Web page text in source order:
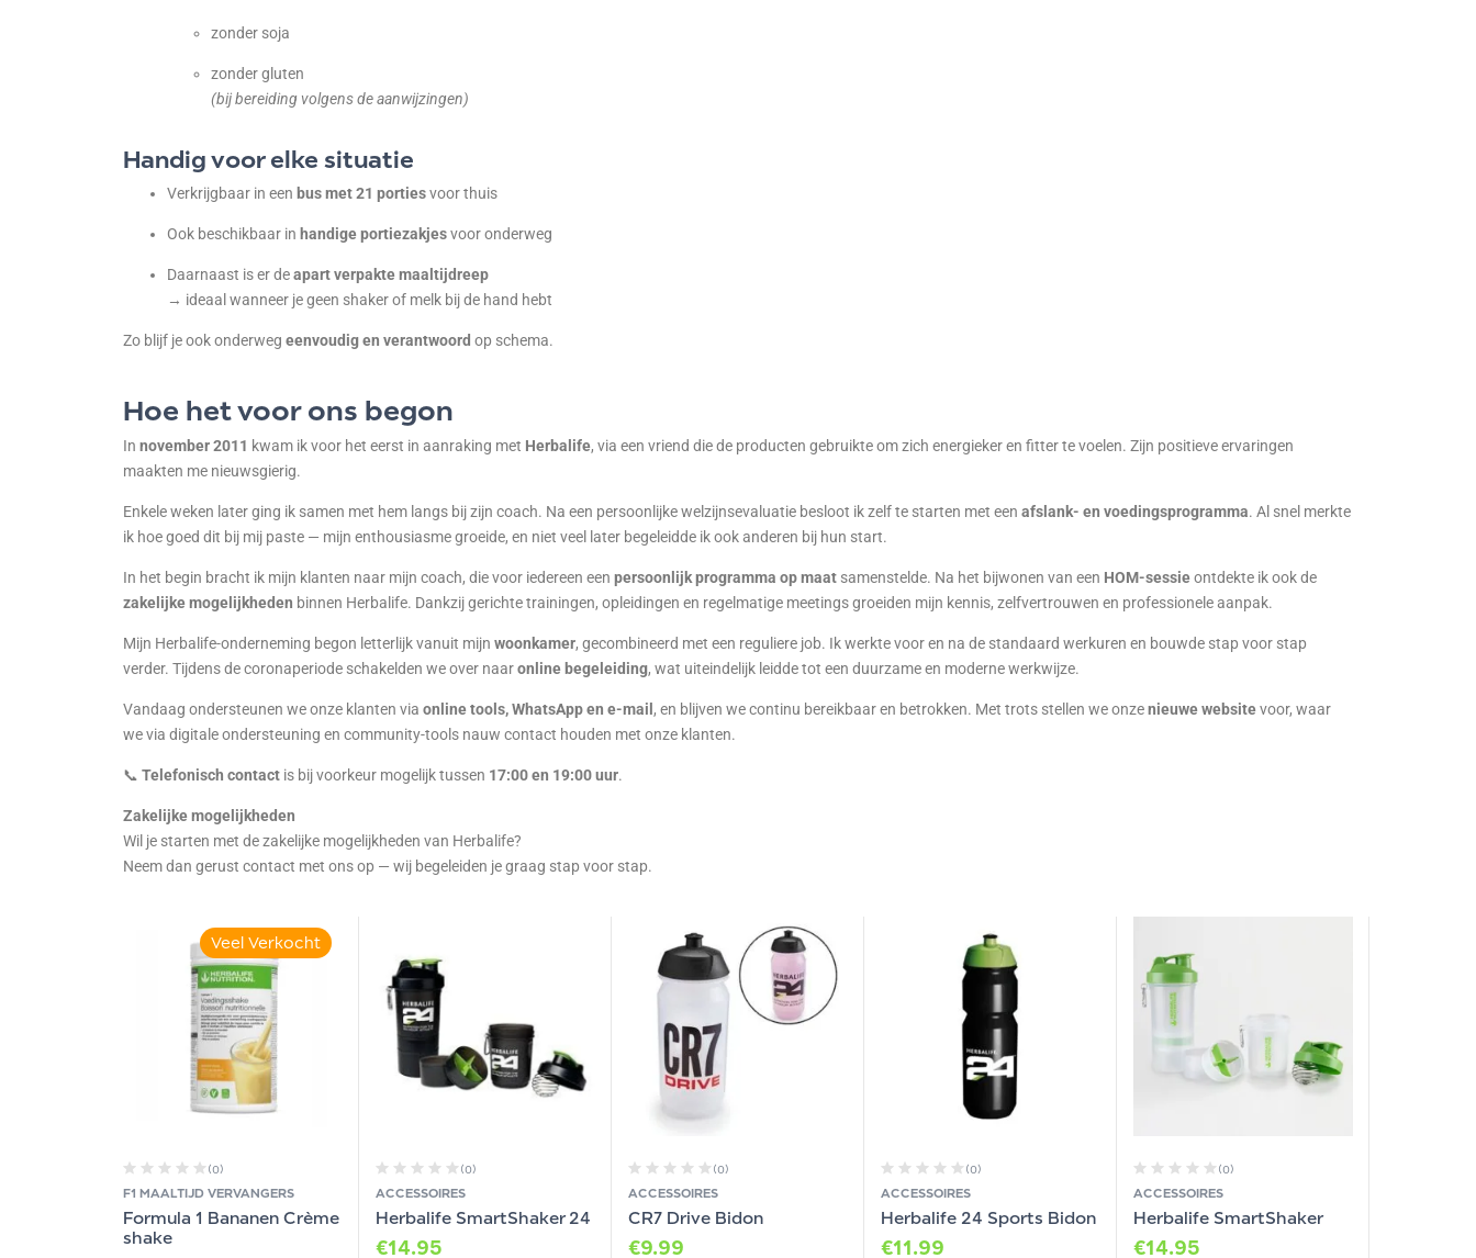
zonder soja
zonder gluten
(bij bereiding volgens de aanwijzingen)
Handig voor elke situatie
Verkrijgbaar in een bus met 21 portiesvoor thuis
Ook beschikbaar in handige portiezakjesvoor onderweg
Daarnaast is er deapart verpakte maaltijdreep
→ ideaal wanneer je geen shaker of melk bij de hand hebt
Zo blijf je ook onderweg eenvoudig en verantwoord op schema.
Hoe het voor ons begon
In november 2011 kwam ik voor het eerst in aanraking met Herbalife, via een vriend die de producten gebruikte om zich energieker en fitter te voelen. Zijn positieve ervaringen
maakten me nieuwsgierig.
Enkele weken later ging ik samen met hem langs bij zijn coach. Na een persoonlijke welzijnsevaluatie besloot ik zelf te starten met een afslank- en voedingsprogramma. Al snel merkte
ik hoe goed dit bij mij paste — mijn enthousiasme groeide, en niet veel later begeleidde ik ook anderen bij hun start.
In het begin bracht ik mijn klanten naar mijn coach, die voor iedereen een persoonlijk programma op maat samenstelde. Na het bijwonen van een HOM-sessieontdekte ik ook de
zakelijke mogelijkheden binnen Herbalife. Dankzij gerichte trainingen, opleidingen en regelmatige meetings groeiden mijn kennis, zelfvertrouwen en professionele aanpak.
Mijn Herbalife-onderneming begon letterlijk vanuit mijn woonkamer, gecombineerd met een reguliere job. Ik werkte voor en na de standaard werkuren en bouwde stap voor stap
verder. Tijdens de coronaperiode schakelden we over naaronline begeleiding, wat uiteindelijk leidde tot een duurzame en moderne werkwijze.
Vandaag ondersteunen we onze klanten via online tools, WhatsApp en e-mail , en blijven we continu bereikbaar en betrokken. Met trots stellen we onzenieuwe websitevoor, waar
we via digitale ondersteuning en community-tools nauw contact houden met onze klanten.
📞 Telefonisch contact is bij voorkeur mogelijk tussen 17:00 en 19:00 uur.
Zakelijke mogelijkheden
Wil je starten met de zakelijke mogelijkheden van Herbalife?
Neem dan gerust contact met ons op — wij begeleiden je graag stap voor stap.
Veel Verkocht
(0)
F1 MAALTIJD VERVANGERS
Formula 1 Bananen Crème
shake
(0)
ACCESSOIRES
Herbalife SmartShaker 24
€14.95
(0)
ACCESSOIRES
CR7 Drive Bidon
€9.99
(0)
ACCESSOIRES
Herbalife 24 Sports Bidon
€11.99
(0)
ACCESSOIRES
Herbalife SmartShaker
€14.95